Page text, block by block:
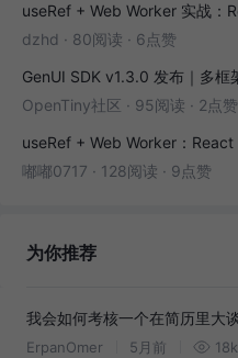
useRef + Web Worker 实战：
dzhd · 80阅读 · 6点赞
OpenTiny社区 · 95阅读 · 2点赞
useRef + Web Worker：
嘟嘟0717 · 128阅读 · 9点赞
为你推荐
我会如何考核一个在简历里大
ErpanOmer 5月前 18k